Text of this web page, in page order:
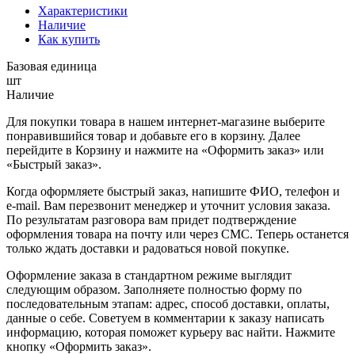
Характеристики
Наличие
Как купить
Базовая единица
шт
Наличие
Для покупки товара в нашем интернет-магазине выберите
понравившийся товар и добавьте его в корзину. Далее
перейдите в Корзину и нажмите на «Оформить заказ» или
«Быстрый заказ».
Когда оформляете быстрый заказ, напишите ФИО, телефон и
e-mail. Вам перезвонит менеджер и уточнит условия заказа.
По результатам разговора вам придет подтверждение
оформления товара на почту или через СМС. Теперь останется
только ждать доставки и радоваться новой покупке.
Оформление заказа в стандартном режиме выглядит
следующим образом. Заполняете полностью форму по
последовательным этапам: адрес, способ доставки, оплаты,
данные о себе. Советуем в комментарии к заказу написать
информацию, которая поможет курьеру вас найти. Нажмите
кнопку «Оформить заказ».